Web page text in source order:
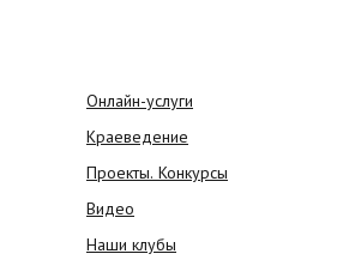
Онлайн-услуги
Краеведение
Проекты. Конкурсы
Видео
Наши клубы